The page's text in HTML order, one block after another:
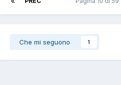
Che mi seguono 1